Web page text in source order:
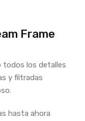
Frame
todos los detalles
y filtradas
hasta ahora